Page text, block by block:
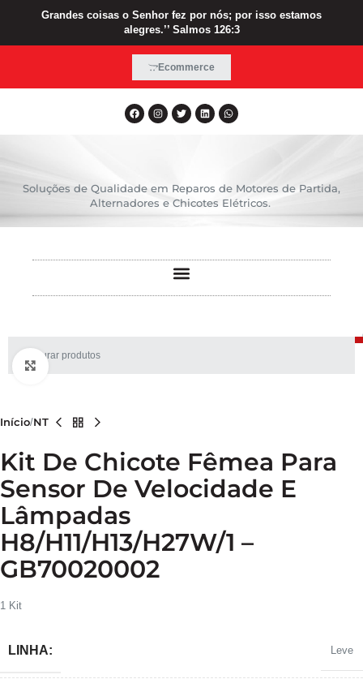
Grandes coisas o Senhor fez por nós; por isso estamos
alegres.’’ Salmos 126:3
Ecommerce
Soluções de Qualidade em Reparos de Motores de Partida,
Alternadores e Chicotes Elétricos.
Início NT
Kit De Chicote Fêmea Para
Sensor De Velocidade E
Lâmpadas
H8/H11/H13/H27W/1 –
GB70020002
1 Kit
LINHA: Leve